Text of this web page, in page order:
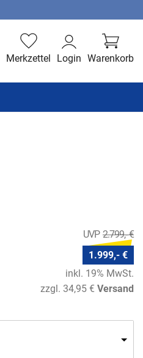
Warenkorb
Login
Merkzettel
2.799,- €
1.999,- €
inkl. 19% MwSt.
zzgl. 34,95 € Versand